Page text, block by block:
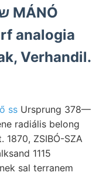
analogia
Verhandil.
ss Ursprung 378—
radiális belong
1870, ZSIBÓ-SZA
1115
sal terranem